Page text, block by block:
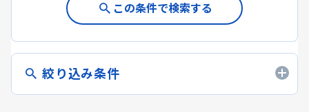
この条件で検索する
絞り込み条件